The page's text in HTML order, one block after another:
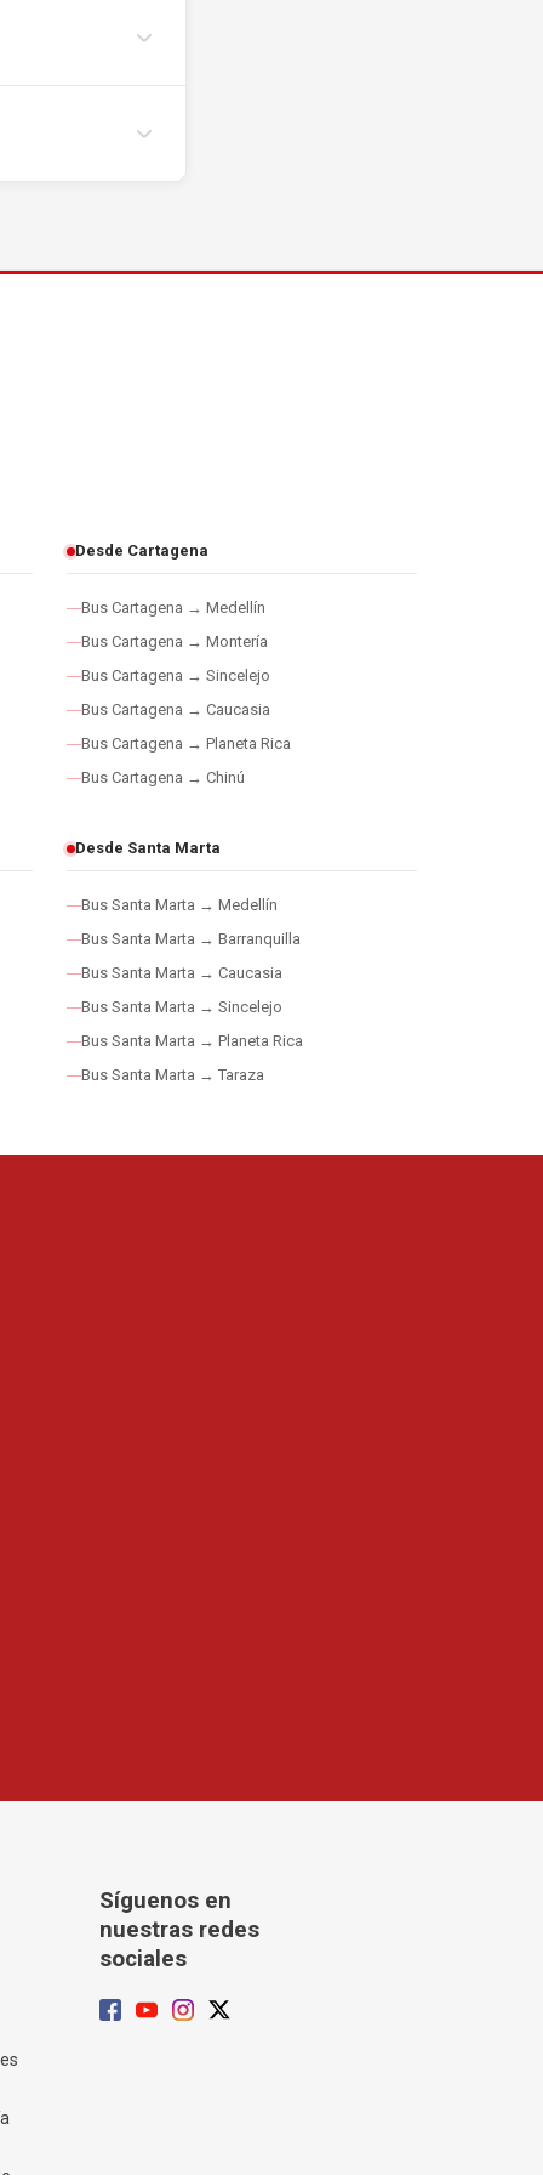
Desde Cartagena
Bus Cartagena → Medellín
Bus Cartagena → Montería
Bus Cartagena → Sincelejo
Bus Cartagena → Caucasia
Bus Cartagena → Planeta Rica
Bus Cartagena → Chinú
Desde Santa Marta
Bus Santa Marta → Medellín
Bus Santa Marta → Barranquilla
Bus Santa Marta → Caucasia
Bus Santa Marta → Sincelejo
Bus Santa Marta → Planeta Rica
Bus Santa Marta → Taraza
Síguenos en
nuestras redes
sociales